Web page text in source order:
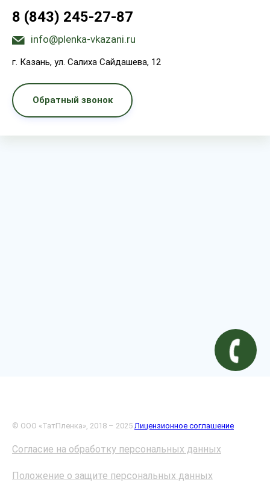
8 (843) 245-27-87
info@plenka-vkazani.ru
г. Казань, ул. Салиха Сайдашева, 12
Обратный звонок
© ООО «ТатПленка», 2018 – 2025 Лицензионное соглашение
Согласие на обработку персональных данных
Положение о защите персональных данных